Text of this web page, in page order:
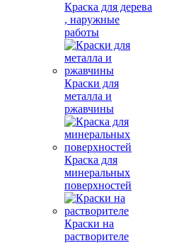
Краска для дерева
, наружные
работы
Краски для
металла и
ржавчины
Краска для
минеральных
поверхностей
Краски на
растворителе